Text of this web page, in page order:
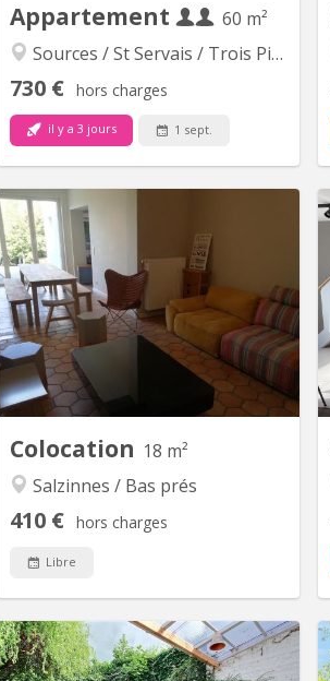
Appartement
60 m²
Sources / St Servais / Trois Piliers
730 € hors charges
il y a 3 jours 1 sept.
Colocation 18 m²
Salzinnes / Bas prés
410 € hors charges
Libre
🙋‍♀️ Colocation 2 chambres disponibles
à Namur (Salzinnes) – Pour jeunes
travailleurs & étudiants 📍 Namur -
Salzinnes 📅 Disponible à partir du 1er
septembre 2025 🔗 Infos + visites
virtuelles : 📩 Contact par message
privé 🏡 À propos de la maison
Spacieuse maison de maître
KN 4552